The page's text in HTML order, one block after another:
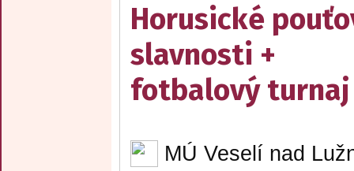
Horusické
slavnosti +
fotbalový turnaj
MÚ Veselí nad